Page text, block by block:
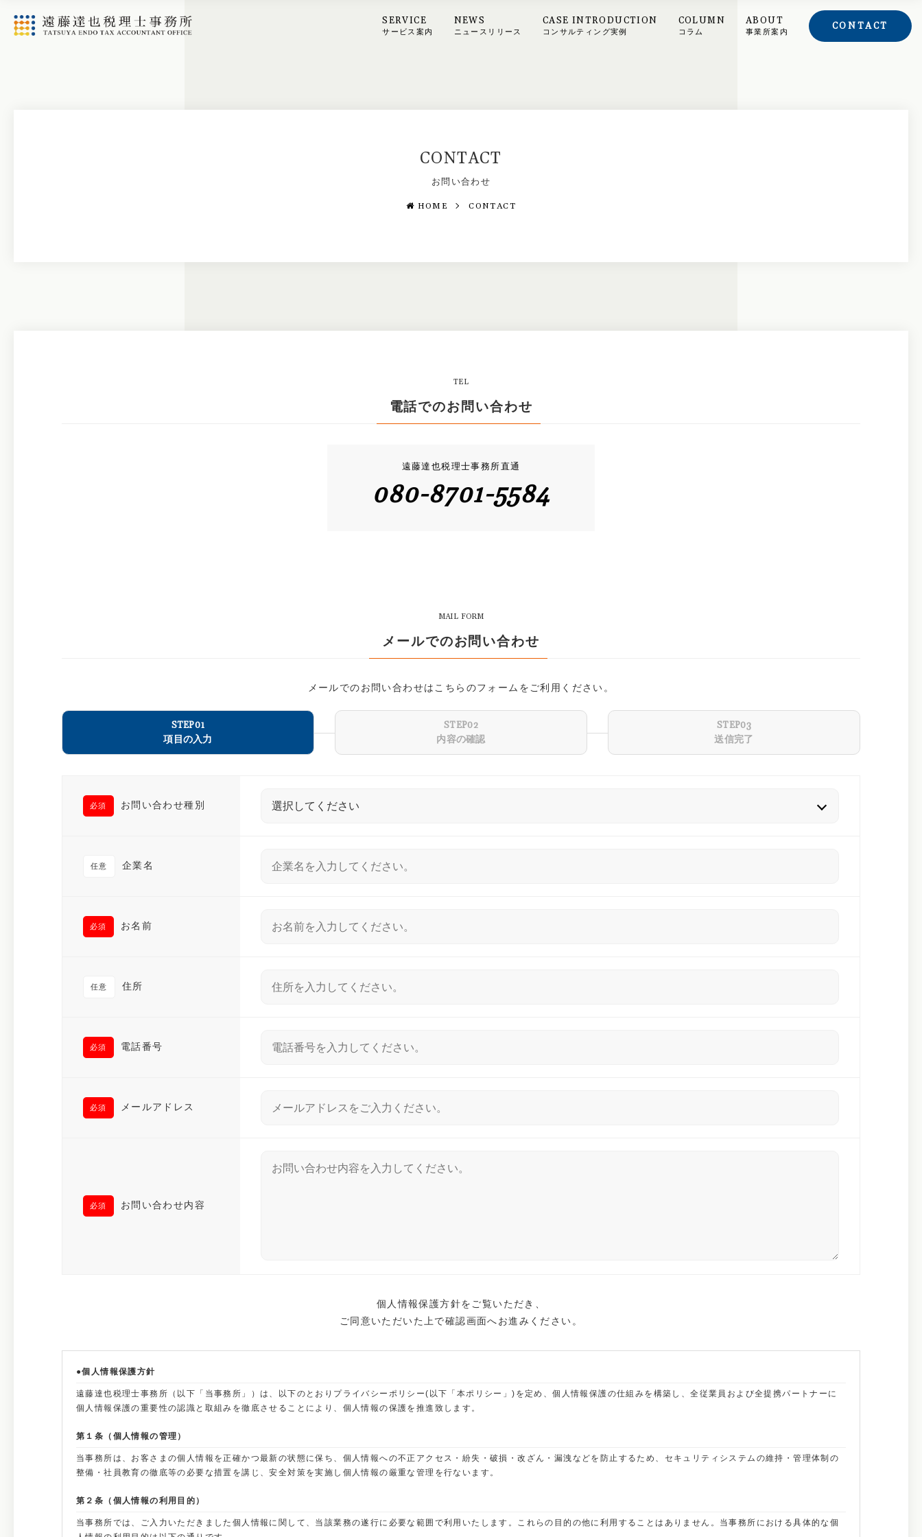
SERVICE
サービス案内
NEWS
ニュースリリース
CASE INTRODUCTION
コンサルティング実例
COLUMN
コラム
ABOUT
事業所案内
CONTACT
CONTACT
お問い合わせ
HOME CONTACT
TEL
電話でのお問い合わせ
遠藤達也税理士事務所直通
080-8701-5584
MAIL FORM
メールでのお問い合わせ
メールでのお問い合わせはこちらのフォームをご利用ください。
STEP01
項目の入力
STEP02
内容の確認
STEP03
送信完了
必須 お問い合わせ種別
任意 企業名
必須 お名前
任意 住所
必須 電話番号
必須 メールアドレス
必須 お問い合わせ内容
個人情報保護方針をご覧いただき、
ご同意いただいた上で確認画面へお進みください。
●個人情報保護方針
遠藤達也税理士事務所（以下「当事務所」）は、以下のとおりプライバシーポリシー(以下「本ポリシー」)を定め、個人情報保護の仕組みを構築し、全従業員および全提携パートナーに
個人情報保護の重要性の認識と取組みを徹底させることにより、個人情報の保護を推進致します。
第１条（個人情報の管理）
当事務所は、お客さまの個人情報を正確かつ最新の状態に保ち、個人情報への不正アクセス・紛失・破損・改ざん・漏洩などを防止するため、セキュリティシステムの維持・管理体制の
整備・社員教育の徹底等の必要な措置を講じ、安全対策を実施し個人情報の厳重な管理を行ないます。
第２条（個人情報の利用目的）
当事務所では、ご入力いただきました個人情報に関して、当該業務の遂行に必要な範囲で利用いたします。これらの目的の他に利用することはありません。当事務所における具体的な個